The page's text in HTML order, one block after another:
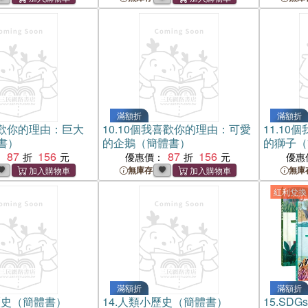
你的理由：巨大
87 156
滿額折
10.10個我喜歡你的理由：可愛
的企鵝（簡體書）
優惠價： 87 156
無庫存
滿額折
11.10個
的獅子
優惠
無庫
（簡體書）
滿額折
14.人類小歷史（簡體書）
紅利兌換
滿額折
15.